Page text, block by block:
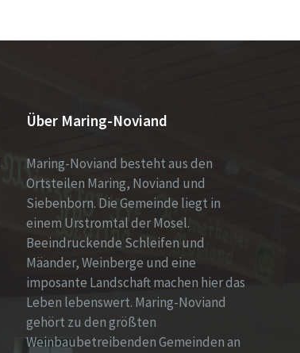
Über Maring-Noviand
Maring-Noviand besteht aus den
Ortsteilen Maring, Noviand und
Siebenborn. Die Gemeinde liegt in
einem Urstromtal der Mosel.
Beeindruckende Schleifen und
Mäander, Weinberge und eine
imposante Landschaft machen hier das
Leben lebenswert. Maring-Noviand
gehört zu den größten
Weinbaubetreibenden Gemeinden an